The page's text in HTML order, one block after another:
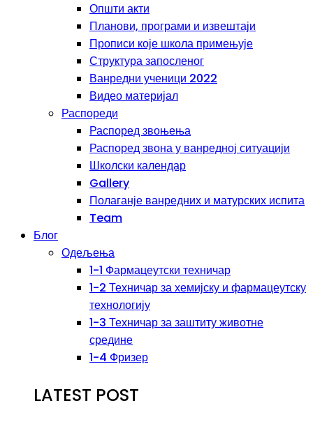
Општи акти
Планови, програми и извештаји
Прописи које школа примењује
Структура запосленог
Ванредни ученици 2022
Видео материјал
Распореди
Распоред звоњења
Распоред звона у ванредној ситуацији
Школски календар
Gallery
Полаганје ванредних и матурских испита
Team
Блог
Одељења
1-1 Фармацеутски техничар
1-2 Техничар за хемијску и фармацеутску
технологију
1-3 Техничар за заштиту животне
средине
1-4 Фризер
LATEST POST